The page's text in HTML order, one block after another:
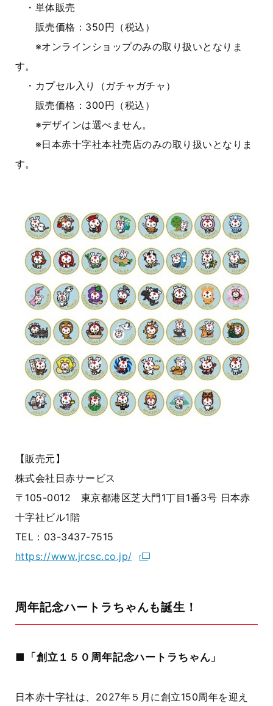
・単体販売
販売価格： 350円（税込）
※オンラインショップのみの取り扱いとなりま
す。
・カプセル入り（ガチャガチャ）
販売価格： 300円（税込）
※デザインは選べません。
※日本赤十字社本社売店のみの取り扱いとなりま
す。
【販売元】
株式会社日赤サービス
〒 105-0012 東京都港区芝大門1丁目 1番3号 日本赤
十字社ビル1階
TEL ： 03-3437-7515
https://www.jrcsc.co.jp/
周年記念ハートラちゃんも誕生！
■「創立１５０周年記念ハートラちゃん」
日本赤十字社は、 2027年５月に創立150周年を迎え